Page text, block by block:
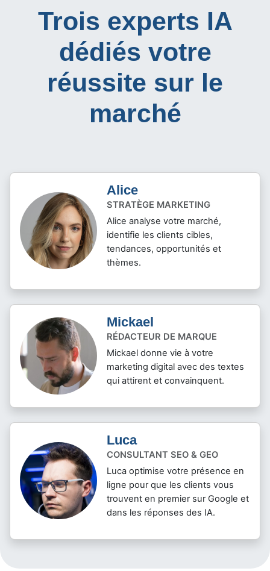
Trois experts IA
dédiés votre
réussite sur le
marché
Alice
STRATÈGE MARKETING
Alice analyse votre marché,
identifie les clients cibles,
tendances, opportunités et
thèmes.
Mickael
RÉDACTEUR DE MARQUE
Mickael donne vie à votre
marketing digital avec des textes
qui attirent et convainquent.
Luca
CONSULTANT SEO & GEO
Luca optimise votre présence en
ligne pour que les clients vous
trouvent en premier sur Google et
dans les réponses des IA.